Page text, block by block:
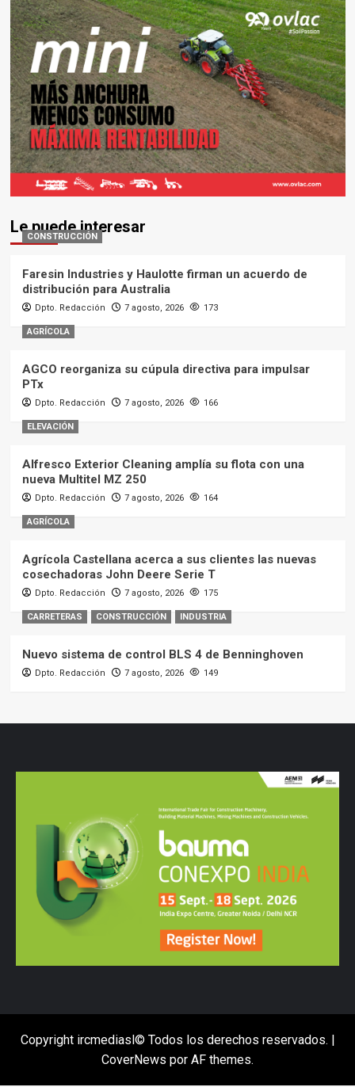
Le puede interesar
CONSTRUCCIÓN
Faresin Industries y Haulotte firman un acuerdo de
distribución para Australia
Dpto. Redacción 7 agosto, 2026 173
AGRÍCOLA
AGCO reorganiza su cúpula directiva para impulsar
PTx
Dpto. Redacción 7 agosto, 2026 166
ELEVACIÓN
Alfresco Exterior Cleaning amplía su flota con una
nueva Multitel MZ 250
Dpto. Redacción 7 agosto, 2026 164
AGRÍCOLA
Agrícola Castellana acerca a sus clientes las nuevas
cosechadoras John Deere Serie T
Dpto. Redacción 7 agosto, 2026 175
CARRETERAS CONSTRUCCIÓN INDUSTRIA
Nuevo sistema de control BLS 4 de Benninghoven
Dpto. Redacción 7 agosto, 2026 149
Copyright ircmediasl© Todos los derechos reservados.
CoverNews por AF themes.